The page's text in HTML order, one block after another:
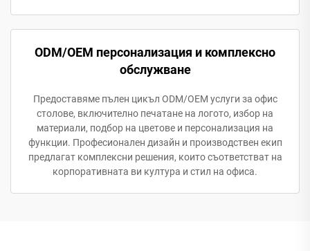
ODM/OEM персонализация и комплексно
обслужване
Предоставяме пълен цикъл ODM/OEM услуги за офис
столове, включително печатане на логото, избор на
материали, подбор на цветове и персонализация на
функции. Професионален дизайн и производствен екип
предлагат комплексни решения, които съответстват на
корпоративната ви култура и стил на офиса.